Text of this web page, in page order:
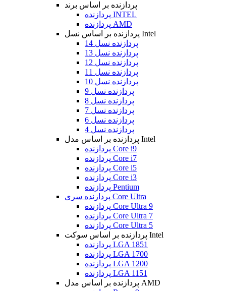
پردازنده بر اساس برند
پردازنده INTEL
پردازنده AMD
پردازنده بر اساس نسل Intel
پردازنده نسل 14
پردازنده نسل 13
پردازنده نسل 12
پردازنده نسل 11
پردازنده نسل 10
پردازنده نسل 9
پردازنده نسل 8
پردازنده نسل 7
پردازنده نسل 6
پردازنده نسل 4
پردازنده بر اساس مدل Intel
پردازنده Core i9
پردازنده Core i7
پردازنده Core i5
پردازنده Core i3
پردازنده Pentium
پردازنده سری Core Ultra
پردازنده Core Ultra 9
پردازنده Core Ultra 7
پردازنده Core Ultra 5
پردازنده بر اساس سوکت Intel
پردازنده LGA 1851
پردازنده LGA 1700
پردازنده LGA 1200
پردازنده LGA 1151
پردازنده بر اساس مدل AMD